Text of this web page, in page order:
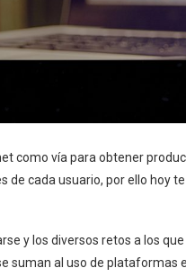
como vía para obtener
de cada usuario, por ello hoy
y los diversos retos a los
suman al uso de plataformas